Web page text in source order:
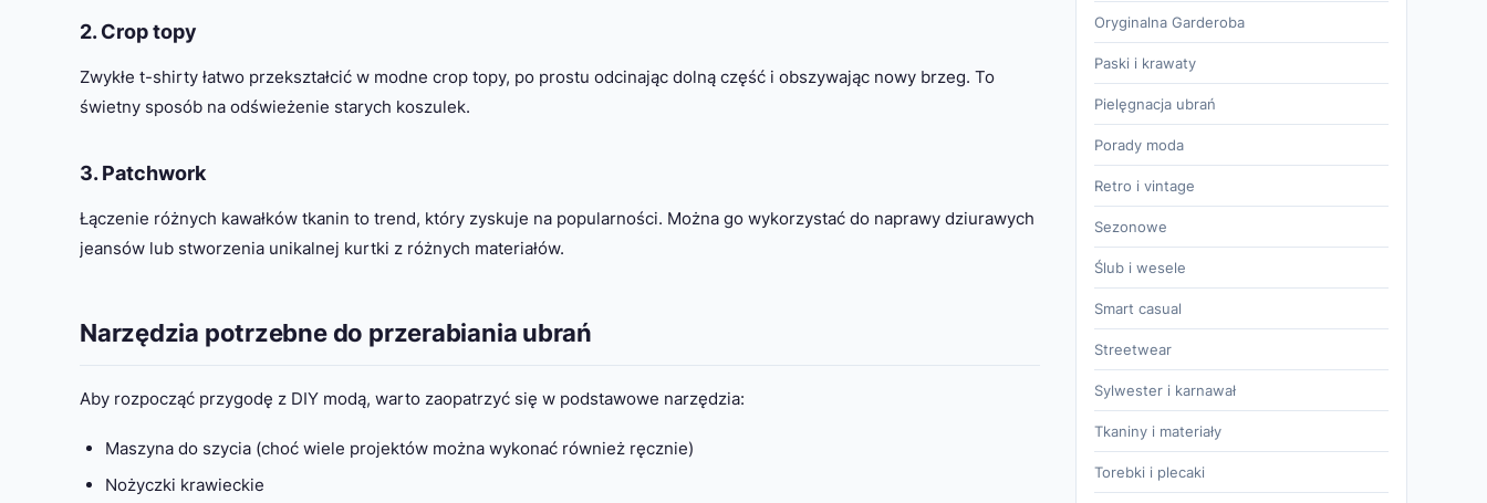
2. Crop topy
Zwykłe t-shirty łatwo przekształcić w modne crop topy, po prostu odcinając dolną część i obszywając nowy brzeg. To
świetny sposób na odświeżenie starych koszulek.
3. Patchwork
Łączenie różnych kawałków tkanin to trend, który zyskuje na popularności. Można go wykorzystać do naprawy dziurawych
jeansów lub stworzenia unikalnej kurtki z różnych materiałów.
Narzędzia potrzebne do przerabiania ubrań
Aby rozpocząć przygodę z DIY modą, warto zaopatrzyć się w podstawowe narzędzia:
Maszyna do szycia (choć wiele projektów można wykonać również ręcznie)
Nożyczki krawieckie
Oryginalna Garderoba
Paski i krawaty
Pielęgnacja ubrań
Porady moda
Retro i vintage
Sezonowe
Ślub i wesele
Smart casual
Streetwear
Sylwester i karnawał
Tkaniny i materiały
Torebki i plecaki